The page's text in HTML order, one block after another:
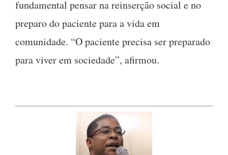
fundamental pensar na reinserção social e no
preparo do paciente para a vida em
comunidade. “O paciente precisa ser preparado
para viver em sociedade”, afirmou.